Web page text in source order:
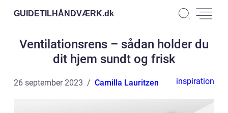
GUIDETILHÅNDVÆRK.dk
Ventilationsrens – sådan holder du
dit hjem sundt og frisk
26 september 2023 Camilla Lauritzen inspiration